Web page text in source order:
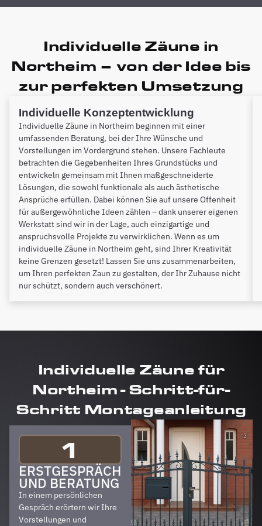
Individuelle Zäune in
Northeim – von der Idee bis
zur perfekten Umsetzung
Individuelle Konzeptentwicklung
Individuelle Zäune in Northeim beginnen mit einer
umfassenden Beratung, bei der Ihre Wünsche und
Vorstellungen im Vordergrund stehen. Unsere Fachleute
betrachten die Gegebenheiten Ihres Grundstücks und
entwickeln gemeinsam mit Ihnen maßgeschneiderte
Lösungen, die sowohl funktionale als auch ästhetische
Ansprüche erfüllen. Dabei können Sie auf unsere Offenheit
für außergewöhnliche Ideen zählen – dank unserer eigenen
Werkstatt sind wir in der Lage, auch einzigartige und
anspruchsvolle Projekte zu verwirklichen. Wenn es um
individuelle Zäune in Northeim geht, sind Ihrer Kreativität
keine Grenzen gesetzt! Lassen Sie uns zusammenarbeiten,
um Ihren perfekten Zaun zu gestalten, der Ihr Zuhause nicht
nur schützt, sondern auch verschönert.
Individuelle Zäune für
Northeim - Schritt-für-
Schritt Montageanleitung
1
ERSTGESPRÄCH
UND BERATUNG
In einem persönlichen
Gespräch erörtern wir Ihre
Vorstellungen und